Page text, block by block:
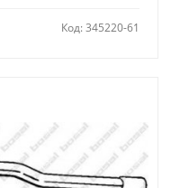
Код: 345220-61